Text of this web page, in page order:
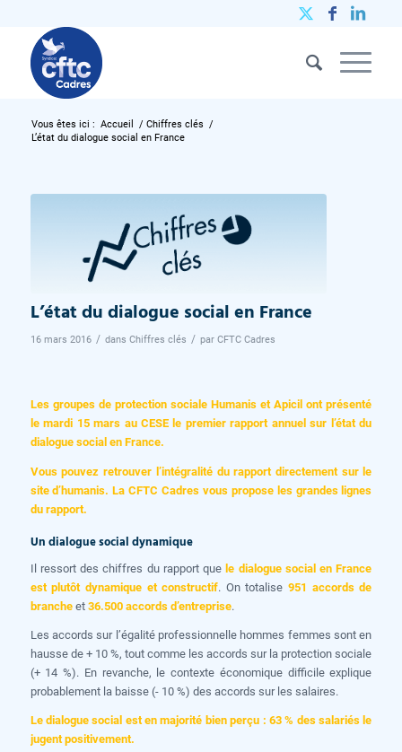
Vous êtes ici : Accueil / Chiffres clés /
L’état du dialogue social en France
L’état du dialogue social en France
16 mars 2016 / dans Chiffres clés / par CFTC Cadres
Les groupes de protection sociale Humanis et Apicil ont présenté
le mardi 15 mars au CESE le premier rapport annuel sur l’état du
dialogue social en France.
Vous pouvez retrouver l’intégralité du rapport directement sur le
site d’humanis. La CFTC Cadres vous propose les grandes lignes
du rapport.
Un dialogue social dynamique
Il ressort des chiffres du rapport que le dialogue social en France
est plutôt dynamique et constructif. On totalise951 accords de
brancheet 36.500 accords d’entreprise.
Les accords sur l’égalité professionnelle hommes femmes sont en
hausse de + 10 %, tout comme les accords sur la protection sociale
(+ 14 %). En revanche, le contexte économique difficile explique
probablement la baisse (- 10 %) des accords sur les salaires.
Le dialogue social est en majorité bien perçu : 63 % des salariés le
jugent positivement.